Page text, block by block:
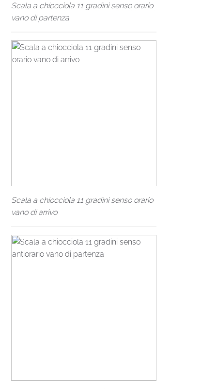
Scala a chiocciola 11 gradini senso orario
vano di partenza
Scala a chiocciola 11 gradini senso orario
vano di arrivo